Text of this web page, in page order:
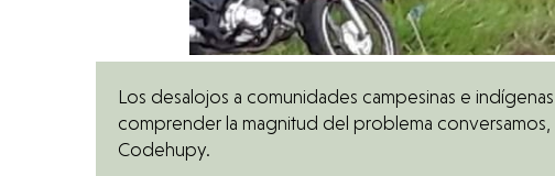
Los desalojos a comunidades campesinas e
comprender la magnitud del problema conversamos,
Codehupy.